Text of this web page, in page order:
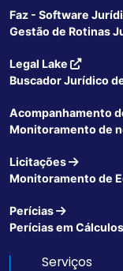
Faz - Software
Gestão de Rotinas
Legal Lake
Buscador Jurídico
Acompanhamento
Monitoramento de
Licitações
Monitoramento de
Perícias
Perícias em
Serviços